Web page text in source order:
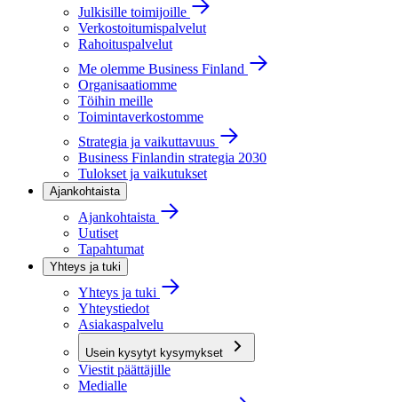
Julkisille toimijoille
Verkostoitumispalvelut
Rahoituspalvelut
Me olemme Business Finland
Organisaatiomme
Töihin meille
Toimintaverkostomme
Strategia ja vaikuttavuus
Business Finlandin strategia 2030
Tulokset ja vaikutukset
Ajankohtaista
Ajankohtaista
Uutiset
Tapahtumat
Yhteys ja tuki
Yhteys ja tuki
Yhteystiedot
Asiakaspalvelu
Usein kysytyt kysymykset
Viestit päättäjille
Medialle